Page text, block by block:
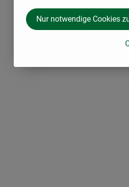
Nur notwendige Cookies